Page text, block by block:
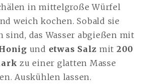
in mittelgroße Würfel
weich kochen. Sobald sie
sind, das Wasser abgießen mit
und etwas Salz mit 200
zu einer glatten Masse
Auskühlen lassen.